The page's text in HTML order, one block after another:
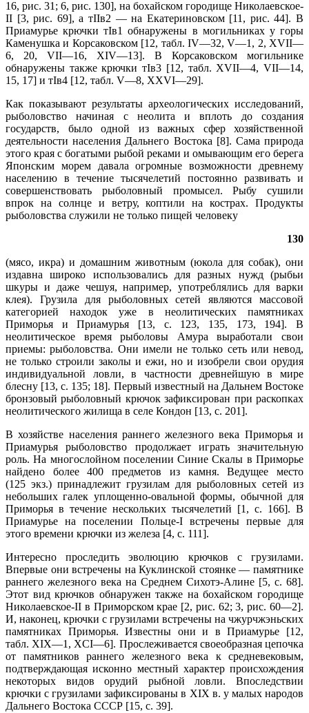
16, рис. 31; 6, рис. 130], на бохайском городище Николаевское-
II [3, рис. 69], а тIIв2 — на Екатериновском [11, рис. 44]. В
Приамурье крючки тIв1 обнаружены в могильниках у горы
Каменушка и Корсаковском [12, табл. IV—32, V—1, 2, XVII—
6, 20, VII—16, XIV—13]. В Корсаковском могильнике
обнаружены также крючки тIв3 [12, табл. XVII—4, VII—14,
15, 17] и тIв4 [12, табл. V—8, XXVI—29].
Как показывают результаты археологических исследований,
рыболовство начиная с неолита и вплоть до создания
государств, было одной из важных сфер хозяйственной
деятельности населения Дальнего Востока [8]. Сама природа
этого края с богатыми рыбой реками и омывающим его берега
Японским морем давала огромные возможности древнему
населению в течение тысячелетий постоянно развивать и
совершенствовать рыболовный промысел. Рыбу сушили
впрок на солнце и ветру, коптили на кострах. Продукты
рыболовства служили не только пищей человеку
130
(мясо, икра) и домашним животным (юкола для собак), они
издавна широко использовались для разных нужд (рыбьи
шкуры и даже чешуя, например, употреблялись для варки
клея). Грузила для рыболовных сетей являются массовой
категорией находок уже в неолитических памятниках
Приморья и Приамурья [13, с. 123, 135, 173, 194]. В
неолитическое время рыболовы Амура выработали свои
приемы: рыболовства. Они имели не только сеть или невод,
не только строили заколы и ежи, но и изобрели свои орудия
индивидуальной ловли, в частности древнейшую в мире
блесну [13, с. 135; 18]. Первый известный на Дальнем Востоке
бронзовый рыболовный крючок зафиксирован при раскопках
неолитического жилища в селе Кондон [13, с. 201].
В хозяйстве населения раннего железного века Приморья и
Приамурья рыболовство продолжает играть значительную
роль. На многослойном поселении Синие Скалы в Приморье
найдено более 400 предметов из камня. Ведущее место
(125 экз.) принадлежит грузилам для рыболовных сетей из
небольших галек уплощенно-овальной формы, обычной для
Приморья в течение нескольких тысячелетий [1, с. 166]. В
Приамурье на поселении Польце-I встречены первые для
этого времени крючки из железа [4, с. 111].
Интересно проследить эволюцию крючков с грузилами.
Впервые они встречены на Куклинской стоянке — памятнике
раннего железного века на Среднем Сихотэ-Алине [5, с. 68].
Этот вид крючков обнаружен также на бохайском городище
Николаевское-II в Приморском крае [2, рис. 62; 3, рис. 60—2].
И, наконец, крючки с грузилами встречены на чжурчжэньских
памятниках Приморья. Известны они и в Приамурье [12,
табл. XIX—1, XCI—6]. Прослеживается своеобразная цепочка
от памятников раннего железного века к средневековым,
подтверждающая исконно местный характер происхождения
некоторых видов орудий рыбной ловли. Впоследствии
крючки с грузилами зафиксированы в XIX в. у малых народов
Дальнего Востока СССР [15, с. 39].